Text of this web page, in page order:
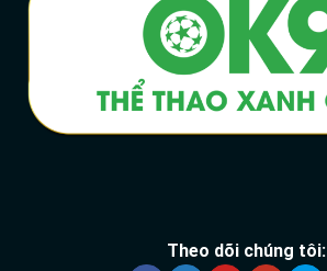
Theo dõi chúng tôi: